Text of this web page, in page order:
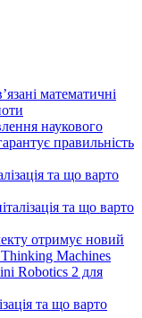
математичні
наукового
правильність
та що варто
та що варто
отримує новий
Thinking Machines
Robotics 2 для
та що варто